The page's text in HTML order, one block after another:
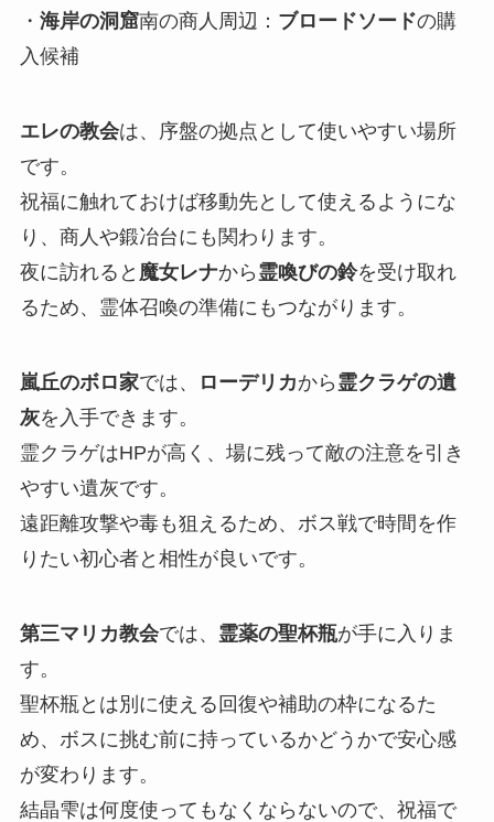
・ 海岸の洞窟南の商人周辺： ブロードソードの購
入候補
エレの教会は、序盤の拠点として使いやすい場所
です。
祝福に触れておけば移動先として使えるようにな
り、商人や鍛冶台にも関わります。
夜に訪れると 魔女レナから 霊喚びの鈴を受け取れ
るため、霊体召喚の準備にもつながります。
嵐丘のボロ家では、 ローデリカから 霊クラゲの遺
灰を入手できます。
霊クラゲはHPが高く、場に残って敵の注意を引き
やすい遺灰です。
遠距離攻撃や毒も狙えるため、ボス戦で時間を作
りたい初心者と相性が良いです。
第三マリカ教会では、 霊薬の聖杯瓶が手に入りま
す。
聖杯瓶とは別に使える回復や補助の枠になるた
め、ボスに挑む前に持っているかどうかで安心感
が変わります。
結晶雫は何度使ってもなくならないので、祝福で